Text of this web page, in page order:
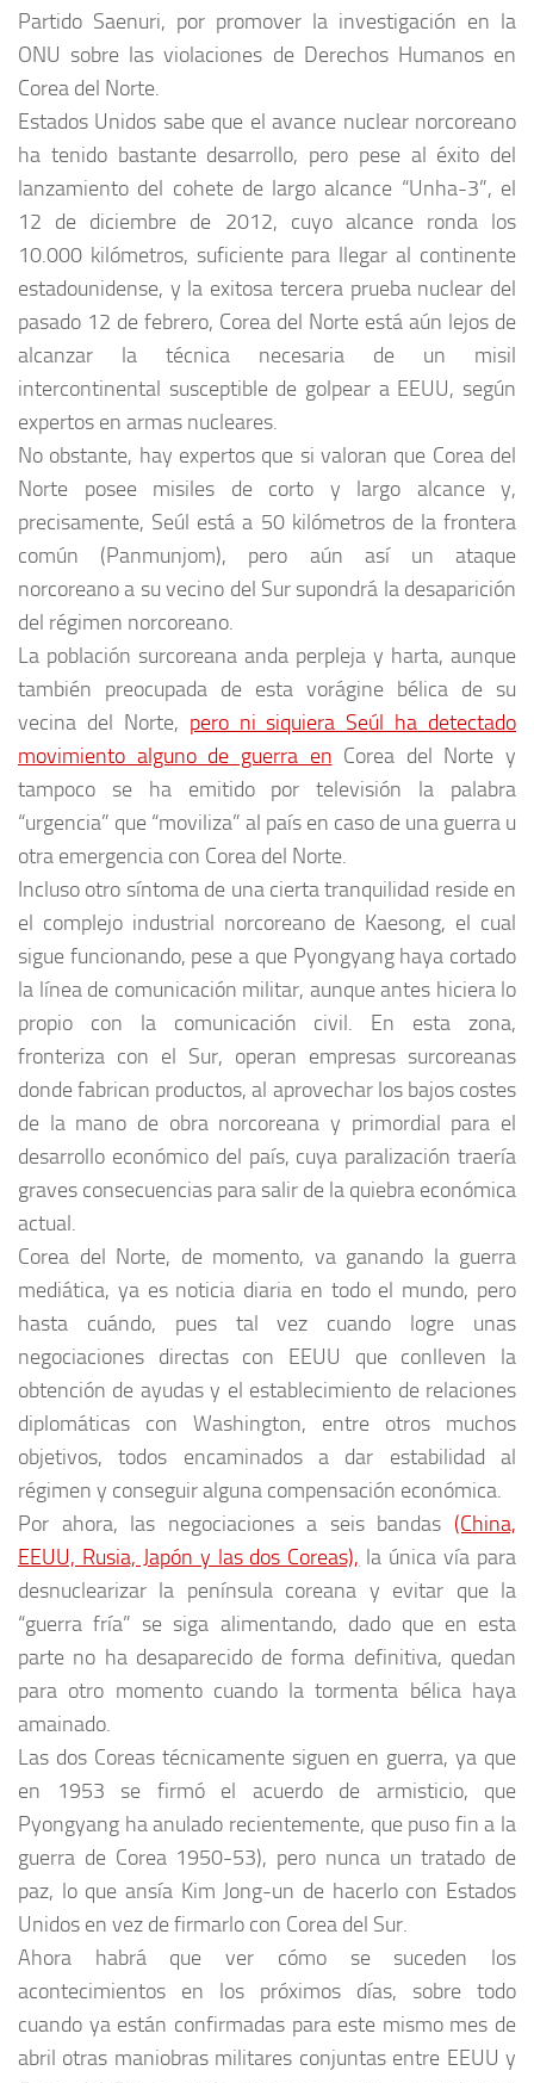
Partido Saenuri, por promover la investigación en la
ONU sobre las violaciones de Derechos Humanos en
Corea del Norte.
Estados Unidos sabe que el avance nuclear norcoreano
ha tenido bastante desarrollo, pero pese al éxito del
lanzamiento del cohete de largo alcance “Unha-3”, el
12 de diciembre de 2012, cuyo alcance ronda los
10.000 kilómetros, suficiente para llegar al continente
estadounidense, y la exitosa tercera prueba nuclear del
pasado 12 de febrero, Corea del Norte está aún lejos de
alcanzar la técnica necesaria de un misil
intercontinental susceptible de golpear a EEUU, según
expertos en armas nucleares.
No obstante, hay expertos que si valoran que Corea del
Norte posee misiles de corto y largo alcance y,
precisamente, Seúl está a 50 kilómetros de la frontera
común (Panmunjom), pero aún así un ataque
norcoreano a su vecino del Sur supondrá la desaparición
del régimen norcoreano.
La población surcoreana anda perpleja y harta, aunque
también preocupada de esta vorágine bélica de su
vecina del Norte, pero ni siquiera Seúl ha detectado
movimiento alguno de guerra en Corea del Norte y
tampoco se ha emitido por televisión la palabra
“urgencia” que “moviliza” al país en caso de una guerra u
otra emergencia con Corea del Norte.
Incluso otro síntoma de una cierta tranquilidad reside en
el complejo industrial norcoreano de Kaesong, el cual
sigue funcionando, pese a que Pyongyang haya cortado
la línea de comunicación militar, aunque antes hiciera lo
propio con la comunicación civil. En esta zona,
fronteriza con el Sur, operan empresas surcoreanas
donde fabrican productos, al aprovechar los bajos costes
de la mano de obra norcoreana y primordial para el
desarrollo económico del país, cuya paralización traería
graves consecuencias para salir de la quiebra económica
actual.
Corea del Norte, de momento, va ganando la guerra
mediática, ya es noticia diaria en todo el mundo, pero
hasta cuándo, pues tal vez cuando logre unas
negociaciones directas con EEUU que conlleven la
obtención de ayudas y el establecimiento de relaciones
diplomáticas con Washington, entre otros muchos
objetivos, todos encaminados a dar estabilidad al
régimen y conseguir alguna compensación económica.
Por ahora, las negociaciones a seis bandas (China,
EEUU, Rusia, Japón y las dos Coreas), la única vía para
desnuclearizar la península coreana y evitar que la
“guerra fría” se siga alimentando, dado que en esta
parte no ha desaparecido de forma definitiva, quedan
para otro momento cuando la tormenta bélica haya
amainado.
Las dos Coreas técnicamente siguen en guerra, ya que
en 1953 se firmó el acuerdo de armisticio, que
Pyongyang ha anulado recientemente, que puso fin a la
guerra de Corea 1950-53), pero nunca un tratado de
paz, lo que ansía Kim Jong-un de hacerlo con Estados
Unidos en vez de firmarlo con Corea del Sur.
Ahora habrá que ver cómo se suceden los
acontecimientos en los próximos días, sobre todo
cuando ya están confirmadas para este mismo mes de
abril otras maniobras militares conjuntas entre EEUU y